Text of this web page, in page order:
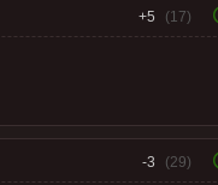
+5 (17)
-3 (29)